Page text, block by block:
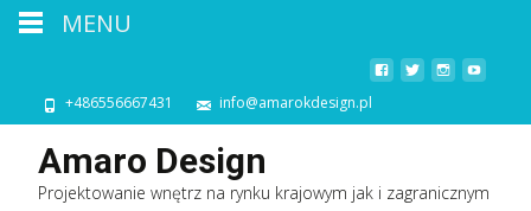
+486556667431 info@amarokdesign.pl
Amaro Design
Projektowanie wnętrz na rynku krajowym jak i zagranicznym
MENU